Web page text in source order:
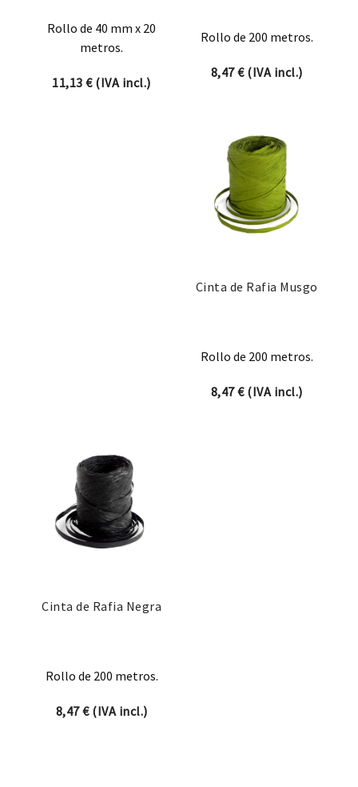
Rollo de 40 mm x 20
metros.
11,13€(IVA incl.)
Rollo de 200 metros.
8,47€(IVA incl.)
Cinta de Rafia Musgo
Rollo de 200 metros.
8,47€(IVA incl.)
Cinta de Rafia Negra
Rollo de 200 metros.
8,47€(IVA incl.)